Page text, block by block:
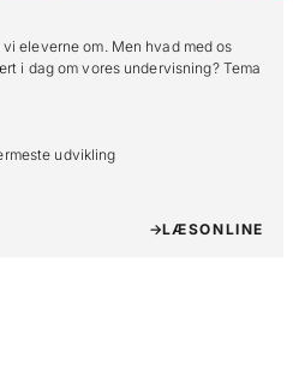
eleverne om. Men hvad med os
i dag om vores undervisning? Tema
udvikling
LÆSONLINE